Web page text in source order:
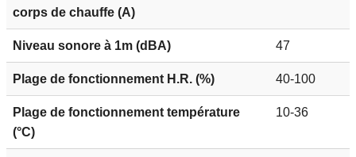
corps de chauffe (A)
Niveau sonore à 1m (dBA) 47
Plage de fonctionnement H.R. (%) 40-100
Plage de fonctionnement température
(°C)
10-36